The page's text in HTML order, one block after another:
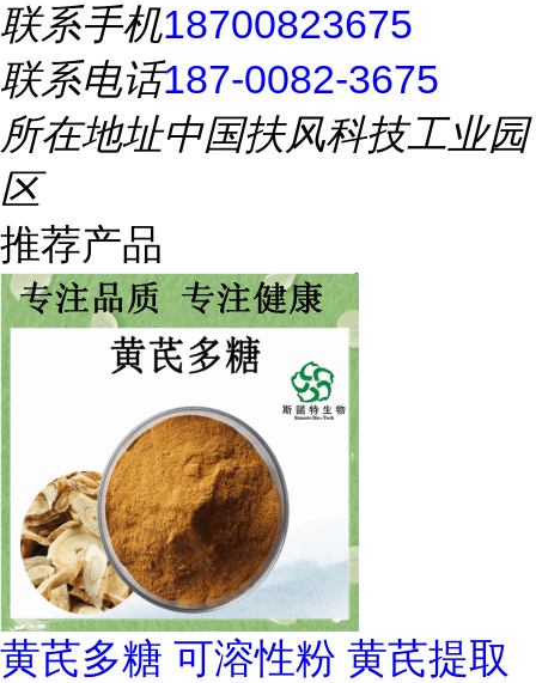
联系手机18700823675
联系电话187-0082-3675
所在地址中国扶风科技工业园
区
推荐产品
黄芪多糖 可溶性粉 黄芪提取